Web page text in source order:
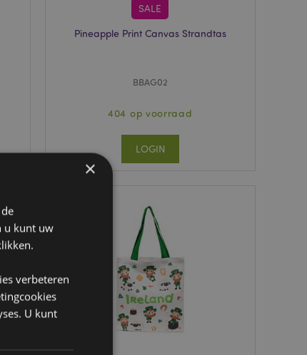
SALE
Pineapple Print Canvas Strandtas
BBAG02
404 op voorraad
LOGIN
×
u kunt uw
verbeteren
U kunt